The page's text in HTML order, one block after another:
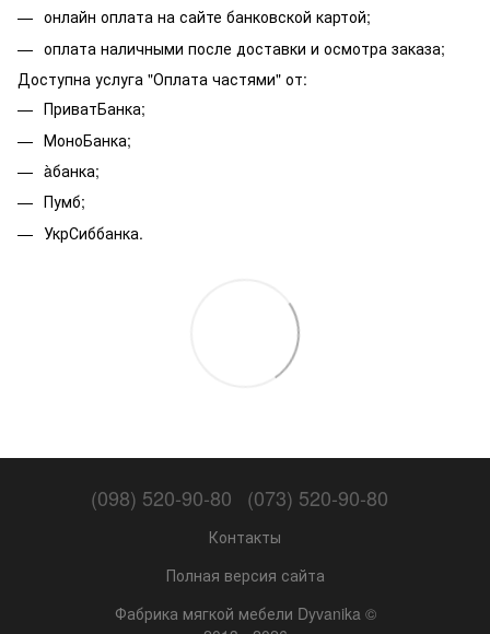
онлайн оплата на сайте банковской картой;
оплата наличными после доставки и осмотра заказа;
Доступна услуга "Оплата частями" от:
ПриватБанка;
МоноБанка;
àбанка;
Пумб;
УкрСиббанка.
(098) 520-90-80 (073) 520-90-80
Контакты
Полная версия сайта
Фабрика мягкой мебели Dyvanika ©